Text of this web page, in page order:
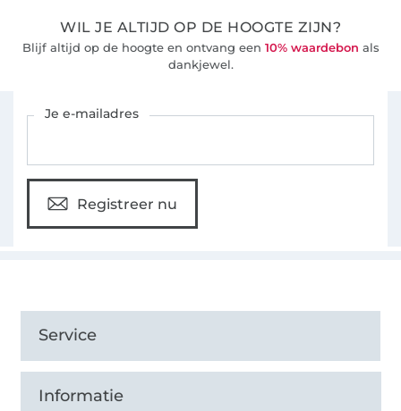
WIL JE ALTIJD OP DE HOOGTE ZIJN?
Blijf altijd op de hoogte en ontvang een 10% waardebon als
dankjewel.
Je e-mailadres
Registreer nu
Service
Informatie